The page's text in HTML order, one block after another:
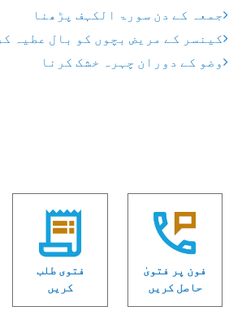
جمعہ کے دن سورۃ الکہف پڑھنا
کینسر کے مریض بچوں کو بال عطیہ
وضو کے دوران چہرہ خشک کرنا
فون پر فتویٰ
حاصل کریں
فتوی طلب
کریں